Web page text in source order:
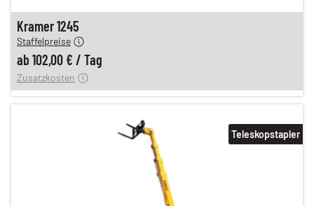
Kramer 1245
Staffelpreise
ab 102,00 € / Tag
12,00 €
Zusatzkosten
Teleskopstapler